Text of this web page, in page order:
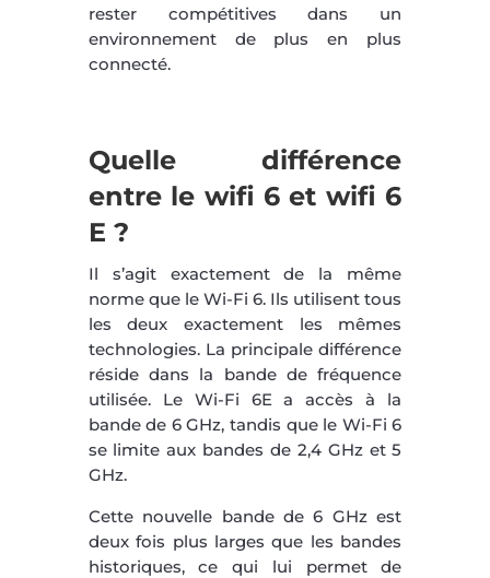
rester compétitives dans un
environnement de plus en plus
connecté.
Quelle différence
entre le wifi 6 et wifi 6
E ?
Il s’agit exactement de la même
norme que le Wi-Fi 6. Ils utilisent tous
les deux exactement les mêmes
technologies. La principale différence
réside dans la bande de fréquence
utilisée. Le Wi-Fi 6E a accès à la
bande de 6 GHz, tandis que le Wi-Fi 6
se limite aux bandes de 2,4 GHz et 5
GHz.
Cette nouvelle bande de 6 GHz est
deux fois plus larges que les bandes
historiques, ce qui lui permet de